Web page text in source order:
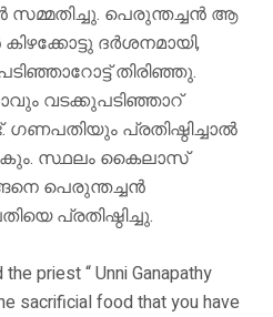
സമ്മതിച്ചു. പെരുന്തച്ചൻ ആ
ദർശനമായി,
തിരിഞ്ഞു.
വടക്കുപടിഞ്ഞാറ്
പ്രതിഷ്ഠിച്ചാൽ
സ്ഥലം കൈലാസ്
പെരുന്തച്ചൻ
പ്രതിഷ്ഠിച്ചു.
priest “ Unni Ganapathy
sacrificial food that you have